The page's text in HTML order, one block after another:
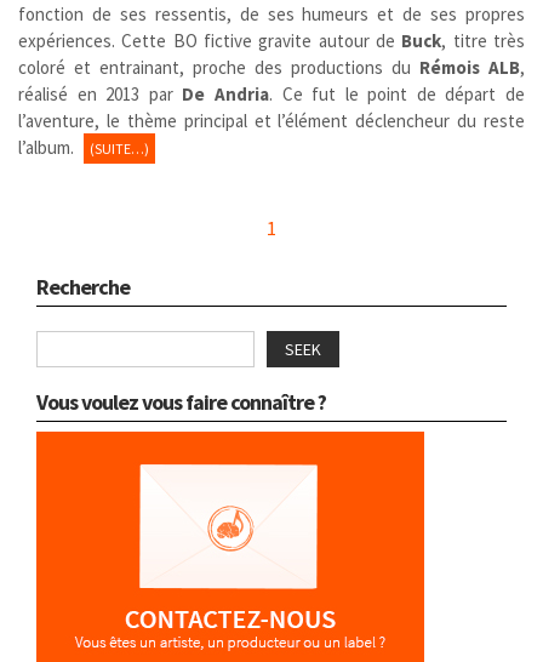
fonction de ses ressentis, de ses humeurs et de ses propres
expériences. Cette BO fictive gravite autour de Buck, titre très
coloré et entrainant, proche des productions du Rémois ALB,
réalisé en 2013 par De Andria. Ce fut le point de départ de
l’aventure, le thème principal et l’élément déclencheur du reste
l’album.
(SUITE…)
1
Recherche
SEEK
Vous voulez vous faire connaître ?